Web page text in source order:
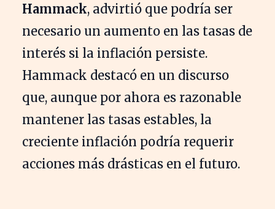
Hammack, advirtió que podría ser
necesario un aumento en las tasas de
interés si la inflación persiste.
Hammack destacó en un discurso
que, aunque por ahora es razonable
mantener las tasas estables, la
creciente inflación podría requerir
acciones más drásticas en el futuro.